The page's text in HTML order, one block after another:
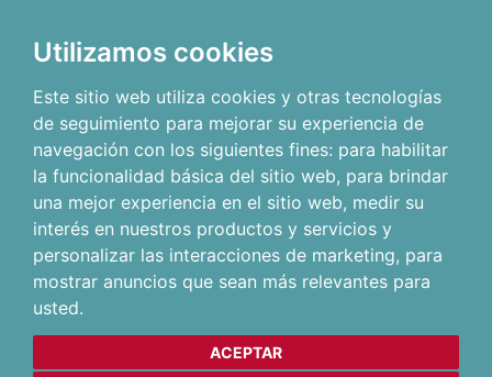
Utilizamos cookies
Este sitio web utiliza cookies y otras tecnologías
de seguimiento para mejorar su experiencia de
navegación con los siguientes fines: para habilitar
la funcionalidad básica del sitio web, para brindar
una mejor experiencia en el sitio web, medir su
interés en nuestros productos y servicios y
personalizar las interacciones de marketing, para
mostrar anuncios que sean más relevantes para
usted.
ACEPTAR